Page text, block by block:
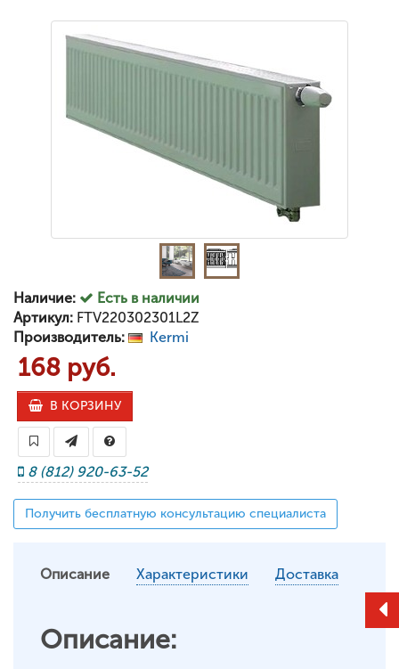
Наличие:
Есть в наличии
Артикул: FTV220302301L2Z
Производитель:
Kermi
168 руб.
В КОРЗИНУ
8 (812) 920-63-52
Получить бесплатную консультацию специалиста
Описание Характеристики Доставка
Описание: